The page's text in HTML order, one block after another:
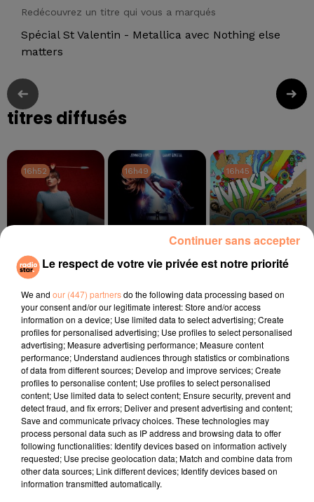
Redécouvrez un titre qui vous a marqués
Spécial St Valentin - Metallica avec Nothing else
matters
titres diffusés
16h52
16h52
MARINE
Ce Qu'il Nous Reste
16h49
16h49
JENNIFER LOPEZ,
16h45
16h45
MIKA
Relax, Take It Easy
l'horoscope
Bélier Taureau Gémeaux
Le respect de votre vie privée est notre priorité
We and our (447) partnersdo the following data processing based on
your consent and/or our legitimate interest: Store and/or access
information on a device; Use limited data to select advertising; Create
profiles for personalised advertising; Use profiles to select personalised
advertising; Measure advertising performance; Measure content
performance; Understand audiences through statistics or combinations
of data from different sources; Develop and improve services; Create
profiles to personalise content; Use profiles to select personalised
content; Use limited data to select content; Ensure security, prevent and
detect fraud, and fix errors; Deliver and present advertising and content;
Save and communicate privacy choices. These technologies may
process personal data such as IP address and browsing data to offer
following functionalities: Identify devices based on information actively
requested; Use precise geolocation data; Match and combine data from
other data sources; Link different devices; Identify devices based on
information transmitted automatically.
Continuer sans accepter